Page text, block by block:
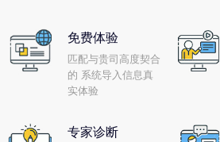
免费体验
匹配与贵司高度契合
的 系统导入信息真
实体验
专家诊断